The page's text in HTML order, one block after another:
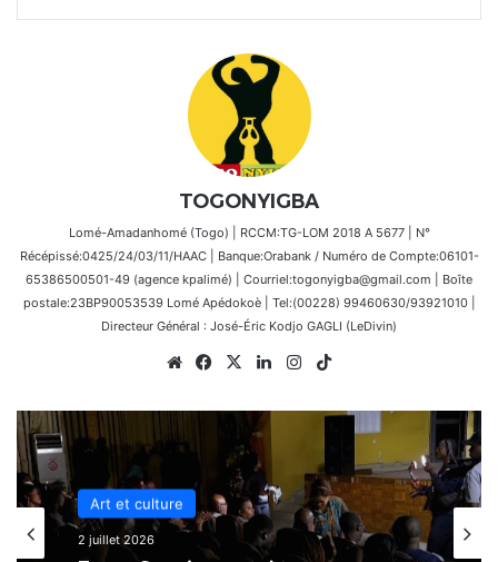
TOGONYIGBA
Lomé-Amadanhomé (Togo) | RCCM:TG-LOM 2018 A 5677 | N°
Récépissé:0425/24/03/11/HAAC | Banque:Orabank / Numéro de Compte:06101-
65386500501-49 (agence kpalimé) | Courriel:togonyigba@gmail.com | Boîte
postale:23BP90053539 Lomé Apédokoè | Tel:(00228) 99460630/93921010 |
Directeur Général : José-Éric Kodjo GAGLI (LeDivin)
WebsiteFacebook
X LinkedinInstagram
Art et culture
Afrique
25 mai 2026